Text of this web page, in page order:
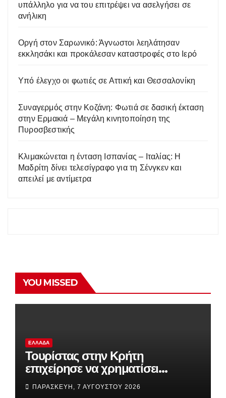
υπάλληλο για να του επιτρέψει να ασελγήσει σε
ανήλικη
Οργή στον Σαρωνικό: Άγνωστοι λεηλάτησαν
εκκλησάκι και προκάλεσαν καταστροφές στο Ιερό
Υπό έλεγχο οι φωτιές σε Αττική και Θεσσαλονίκη
Συναγερμός στην Κοζάνη: Φωτιά σε δασική έκταση
στην Ερμακιά – Μεγάλη κινητοποίηση της
Πυροσβεστικής
Κλιμακώνεται η ένταση Ισπανίας – Ιταλίας: Η
Μαδρίτη δίνει τελεσίγραφο για τη Σένγκεν και
απειλεί με αντίμετρα
YOU MISSED
ΕΛΛΆΔΑ
Τουρίστας στην Κρήτη
επιχείρησε να χρηματίσει
υπάλληλο για να του επιτρέψει
να ασελγήσει σε ανήλικη
ΠΑΡΑΣΚΕΥΉ, 7 ΑΥΓΟΎΣΤΟΥ 2026